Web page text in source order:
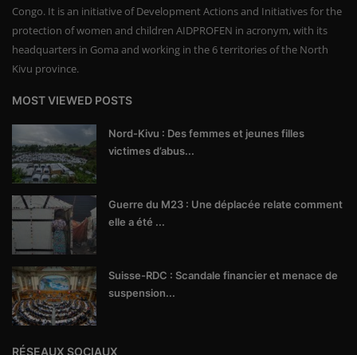
Congo. It is an initiative of Development Actions and Initiatives for the
protection of women and children AIDPROFEN in acronym, with its
headquarters in Goma and working in the 6 territories of the North
Kivu province.
MOST VIEWED POSTS
Nord-Kivu : Des femmes et jeunes filles
victimes d’abus...
Guerre du M23 : Une déplacée relate comment
elle a été ...
Suisse-RDC : Scandale financier et menace de
suspension...
RÉSEAUX SOCIAUX